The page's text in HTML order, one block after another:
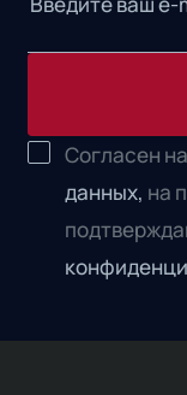
Согласен
данных, на